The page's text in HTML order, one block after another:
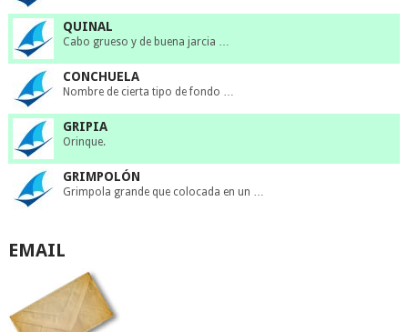
QUINAL
Cabo grueso y de buena jarcia …
CONCHUELA
Nombre de cierta tipo de fondo …
GRIPIA
Orinque.
GRIMPOLÓN
Grimpola grande que colocada en un …
EMAIL